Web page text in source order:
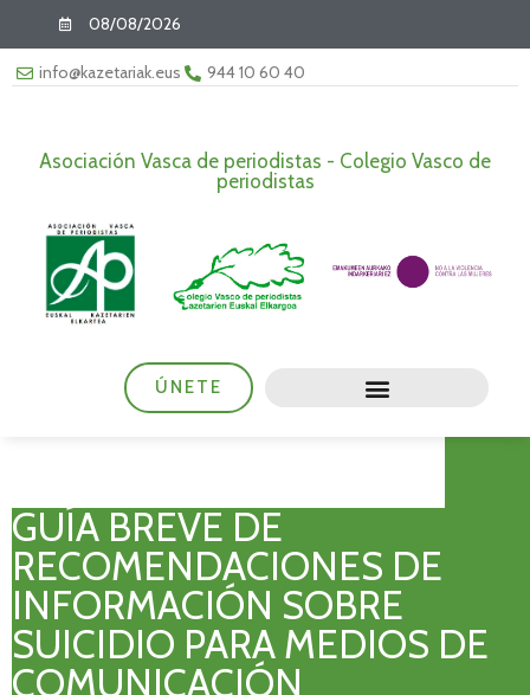
08/08/2026
info@kazetariak.eus 944 10 60 40
Asociación Vasca de periodistas - Colegio Vasco de
periodistas
ÚNETE
GUÍA BREVE DE
RECOMENDACIONES DE
INFORMACIÓN SOBRE
SUICIDIO PARA MEDIOS DE
COMUNICACIÓN